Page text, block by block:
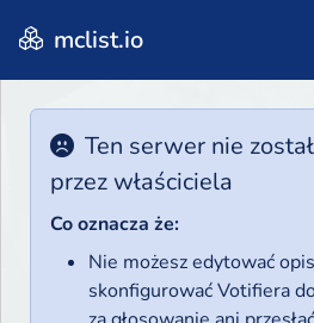
mclist.io
Ten serwer nie
przez właściciela
Co oznacza że:
Nie możesz edytować
skonfigurować Votifiera